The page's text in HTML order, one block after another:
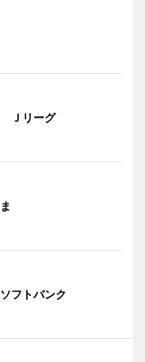
Ｊリーグ
フトバンク